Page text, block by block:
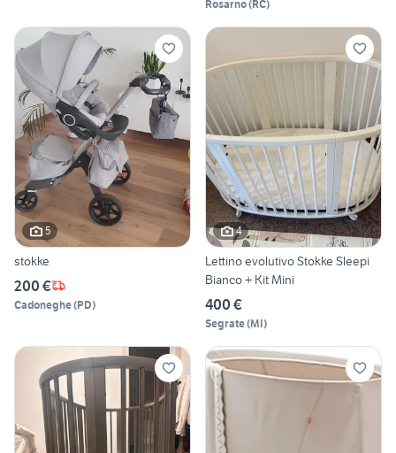
Rosarno(RC)
5
stokke
200 €
Cadoneghe(PD)
4
Lettino evolutivo Stokke Sleepi
Bianco + Kit Mini
400 €
Segrate(MI)